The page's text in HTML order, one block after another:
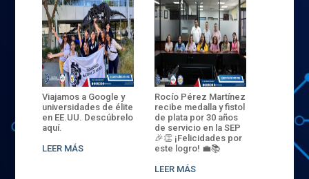
Viajamos a Google y
universidades de élite
en EE.UU. Descúbrelo
aquí.
LEER MÁS
Rocío Pérez Martínez
recibe medalla y fistol
de plata por 30 años
de servicio en la SEP
🎉👏 ¡Felicidades por
este logro! 💼📚
LEER MÁS
ENECB-
del
batalla.
32
sede